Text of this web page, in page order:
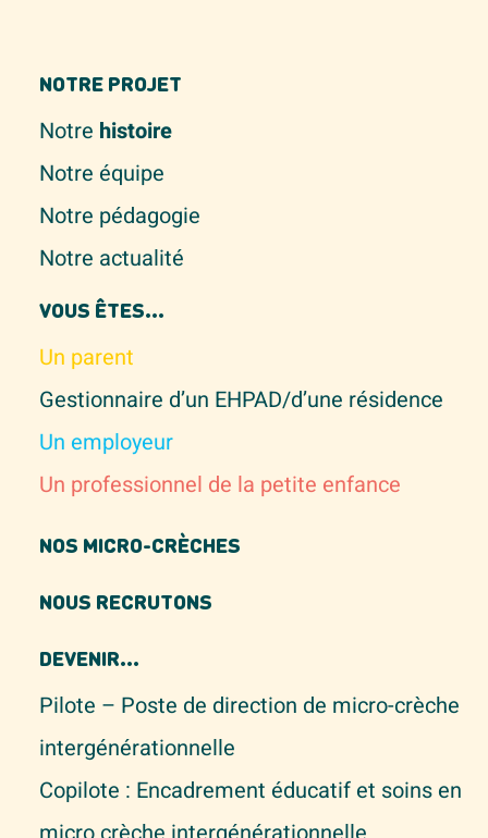
NOTRE PROJET
Notre histoire
Notre équipe
Notre pédagogie
Notre actualité
VOUS ÊTES...
Un parent
Gestionnaire d’un EHPAD/d’une résidence
Un employeur
Un professionnel de la petite enfance
NOS MICRO-CRÈCHES
NOUS RECRUTONS
DEVENIR...
Pilote – Poste de direction de micro-crèche
intergénérationnelle
Copilote : Encadrement éducatif et soins en